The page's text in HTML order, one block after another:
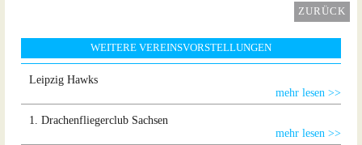
ZURÜCK
WEITERE VEREINSVORSTELLUNGEN
Leipzig Hawks
mehr lesen >>
1. Drachenfliegerclub Sachsen
mehr lesen >>